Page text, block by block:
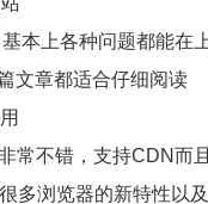
本上各种问题都能在
文章都适合仔细阅读
常不错，支持CDN而
多浏览器的新特性以